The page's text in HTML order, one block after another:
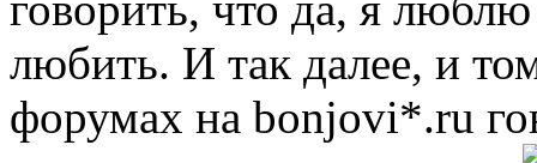
любить. И так далее, и
форумах на bonjovi*.ru